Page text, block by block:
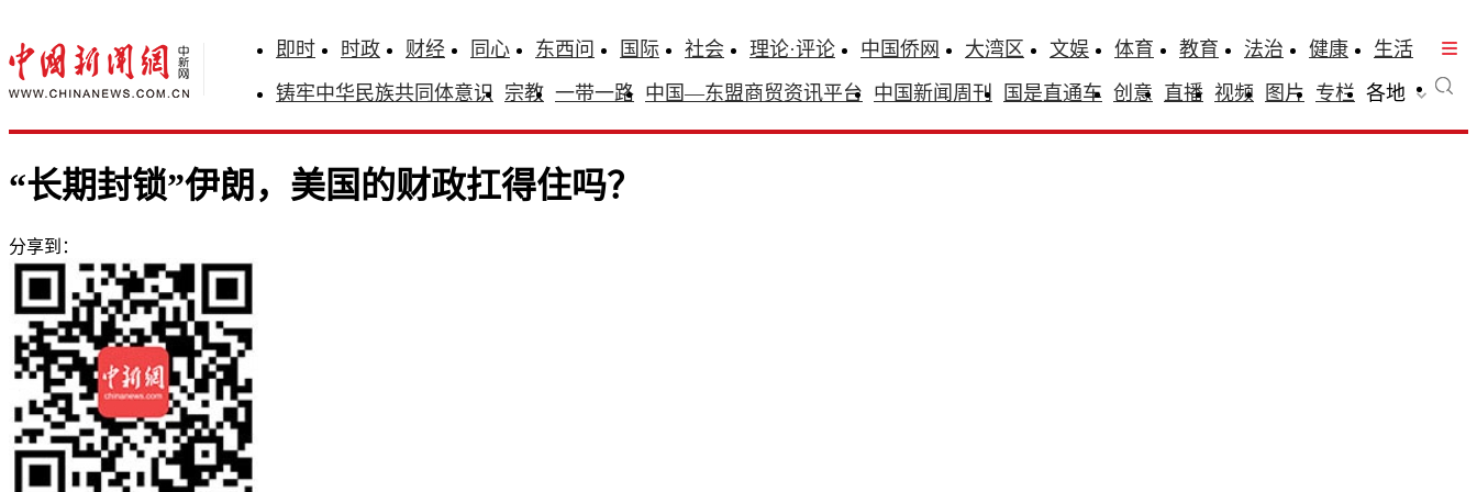
即时 时政 财经 同心 东西问 国际 社会 理论·评论 中国侨网 大湾区 文娱 体育 教育 法治 健康
生活
铸牢中华民族共同体意识 宗教 一带一路 中国—东盟商贸资讯平台 中国新闻周刊 国是直通车 创意 直播 视频 图片 专栏 各地
“长期封锁”伊朗，美国的财政扛得住吗？
分享到：